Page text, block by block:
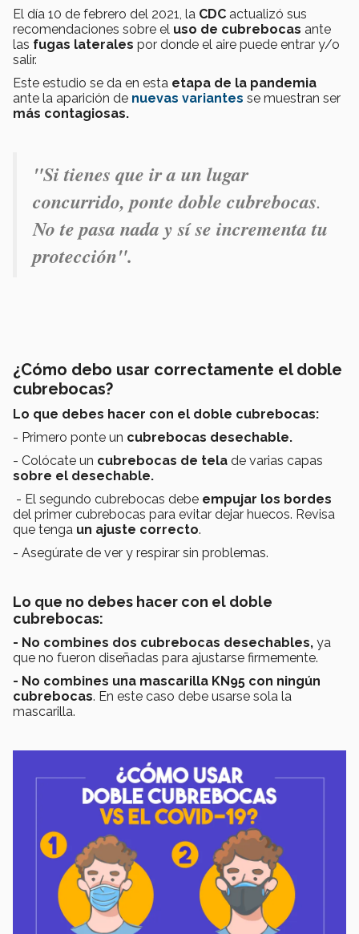
El día 10 de febrero del 2021, la CDC actualizó sus
recomendaciones sobre el uso de cubrebocas ante
las fugas laterales por donde el aire puede entrar y/o
salir.
Este estudio se da en esta etapa de la pandemia
ante la aparición de nuevas variantes se muestran ser
más contagiosas.
"Si tienes que ir a un lugar
concurrido, ponte doble cubrebocas.
No te pasa nada y sí se incrementa tu
protección".
¿Cómo debo usar correctamente el doble
cubrebocas?
Lo que debes hacer con el doble cubrebocas:
- Primero ponte un cubrebocas desechable.
- Colócate un cubrebocas de tela de varias capas
sobre el desechable.
- El segundo cubrebocas debe empujar los bordes
del primer cubrebocas para evitar dejar huecos. Revisa
que tenga un ajuste correcto.
- Asegúrate de ver y respirar sin problemas.
Lo que no debes hacer con el doble
cubrebocas:
- No combines dos cubrebocas desechables, ya
que no fueron diseñadas para ajustarse firmemente.
- No combines una mascarilla KN95 con ningún
cubrebocas. En este caso debe usarse sola la
mascarilla.